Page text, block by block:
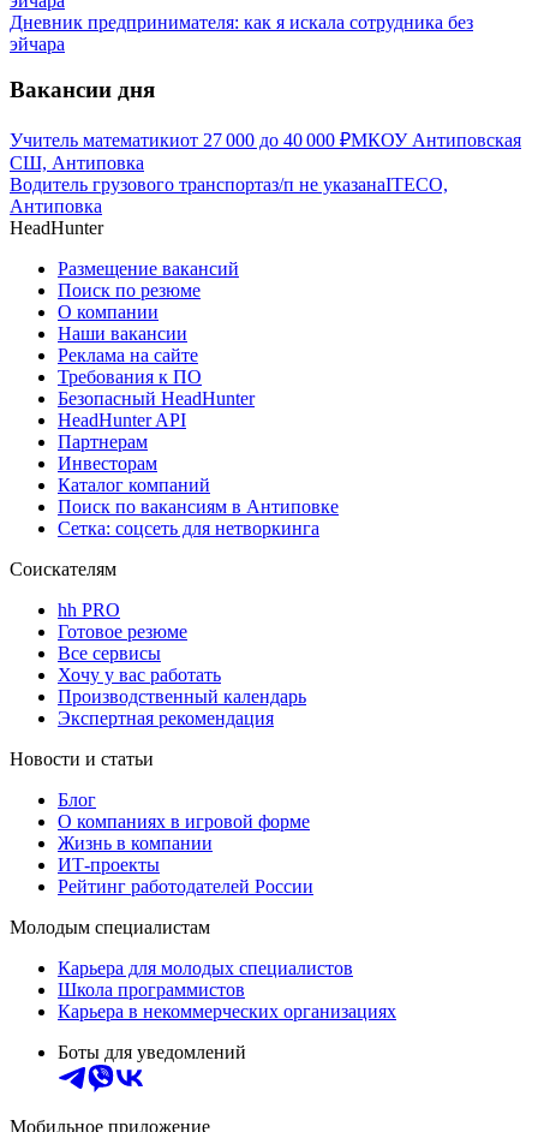
Дневник предпринимателя: как я искала сотрудника без
эйчара
Вакансии дня
Учитель математикиот 27 000 до 40 000 ₽МКОУ Антиповская
СШ, Антиповка
Водитель грузового транспортаз/п не указанаITECO,
Антиповка
HeadHunter
Размещение вакансий
Поиск по резюме
О компании
Наши вакансии
Реклама на сайте
Требования к ПО
Безопасный HeadHunter
HeadHunter API
Партнерам
Инвесторам
Каталог компаний
Поиск по вакансиям в Антиповке
Сетка: соцсеть для нетворкинга
Соискателям
hh PRO
Готовое резюме
Все сервисы
Хочу у вас работать
Производственный календарь
Экспертная рекомендация
Новости и статьи
Блог
О компаниях в игровой форме
Жизнь в компании
ИТ-проекты
Рейтинг работодателей России
Молодым специалистам
Карьера для молодых специалистов
Школа программистов
Карьера в некоммерческих организациях
Боты для уведомлений
Мобильное приложение